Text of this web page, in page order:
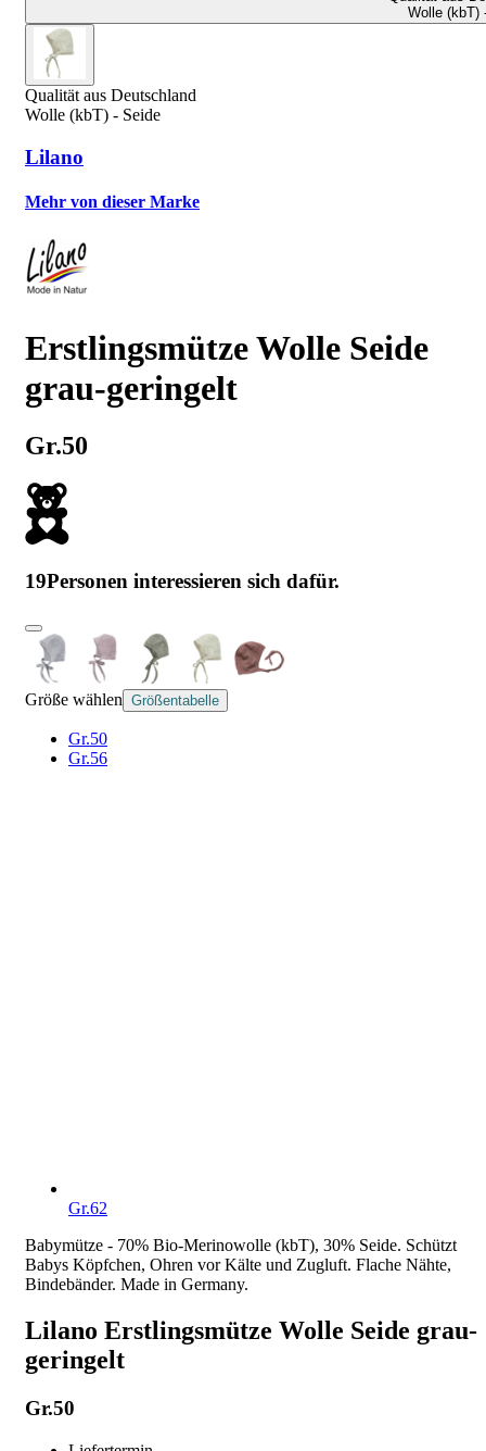
Wolle (kbT)
Qualität aus Deutschland
Wolle (kbT) - Seide
Lilano
Mehr von dieser Marke
Erstlingsmütze Wolle Seide
grau-geringelt
Gr.50
19Personen interessieren sich dafür.
Größe wählen Größentabelle
Gr.50
Gr.56
Gr.62
Babymütze - 70% Bio-Merinowolle (kbT), 30% Seide. Schützt
Babys Köpfchen, Ohren vor Kälte und Zugluft. Flache Nähte,
Bindebänder. Made in Germany.
Lilano Erstlingsmütze Wolle Seide grau-
geringelt
Gr.50